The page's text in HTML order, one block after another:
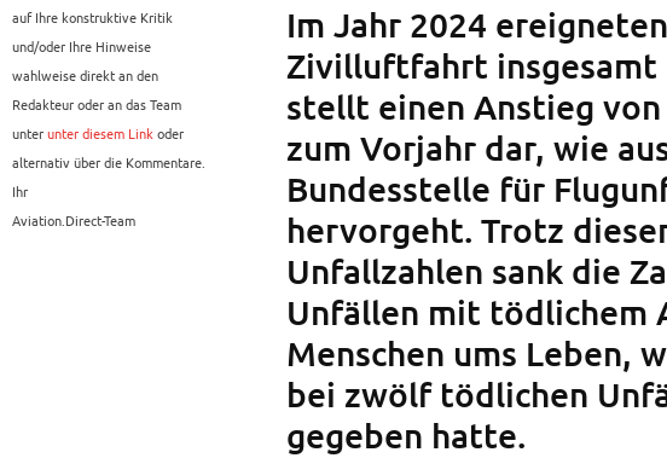
auf Ihre konstruktive Kritik
und/oder Ihre Hinweise
wahlweise direkt an den
Redakteur oder an das Team
unterunter diesem Linkoder
alternativ über die Kommentare.
Ihr
Aviation.Direct-Team
Im Jahr 2024
Zivilluftfahrt insgesamt
stellt einen Anstieg
zum Vorjahr dar, wie
Bundesstelle für
hervorgeht. Trotz
Unfallzahlen sank die
Unfällen mit tödlichem
Menschen ums Leben,
bei zwölf tödlichen
gegeben hatte.